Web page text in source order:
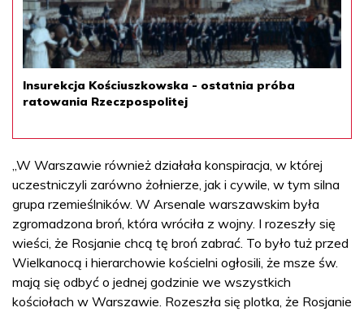
Insurekcja Kościuszkowska - ostatnia próba
ratowania Rzeczpospolitej
„W Warszawie również działała konspiracja, w której
uczestniczyli zarówno żołnierze, jak i cywile, w tym silna
grupa rzemieślników. W Arsenale warszawskim była
zgromadzona broń, która wróciła z wojny. I rozeszły się
wieści, że Rosjanie chcą tę broń zabrać. To było tuż przed
Wielkanocą i hierarchowie kościelni ogłosili, że msze św.
mają się odbyć o jednej godzinie we wszystkich
kościołach w Warszawie. Rozeszła się plotka, że Rosjanie